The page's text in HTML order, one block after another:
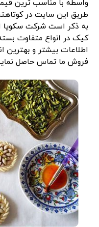
واسطه با مناسب ترین
طریق این سایت در
به ذکر است شرکت سکویا
کیک در انواع متفاوت
اطلاعات بیشتر و بهترین
فروش ما تماس حاصل